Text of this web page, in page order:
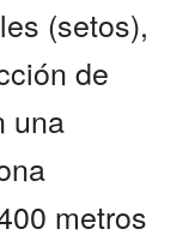
(setos),
de
una
metros